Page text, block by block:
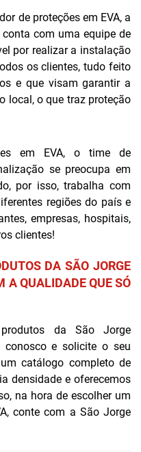
de proteções em EVA, a
com uma equipe de
por realizar a instalação
os clientes, tudo feito
e que visam garantir a
local, o que traz proteção
em EVA, o time de
se preocupa em
por isso, trabalha com
regiões do país e
empresas, hospitais,
clientes!
DA SÃO JORGE
A QUALIDADE QUE SÓ
da São Jorge
conosco e solicite o seu
catálogo completo de
densidade e oferecemos
na hora de escolher um
conte com a São Jorge